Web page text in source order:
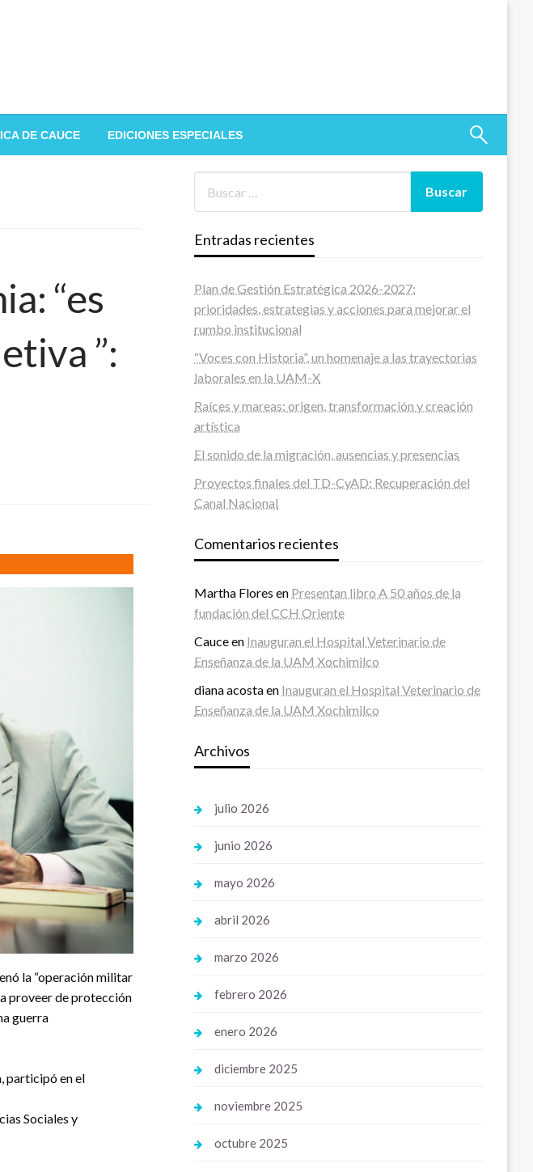
DE CAUCE EDICIONES ESPECIALES
“es
”:
la “operación militar
proveer de protección
guerra
participó en el
Sociales y
Entradas recientes
Plan de Gestión Estratégica 2026-2027:
prioridades, estrategias y acciones para mejorar el
rumbo institucional
“Voces con Historia”, un homenaje a las trayectorias
laborales en la UAM-X
Raíces y mareas: origen, transformación y creación
artística
El sonido de la migración, ausencias y presencias
Proyectos finales del TD-CyAD: Recuperación del
Canal Nacional
Comentarios recientes
Martha Flores en Presentan libro A 50 años de la
fundación del CCH Oriente
Cauceen Inauguran el Hospital Veterinario de
Enseñanza de la UAM Xochimilco
diana acostaen Inauguran el Hospital Veterinario de
Enseñanza de la UAM Xochimilco
Archivos
julio 2026
junio 2026
mayo 2026
abril 2026
marzo 2026
febrero 2026
enero 2026
diciembre 2025
noviembre 2025
octubre 2025